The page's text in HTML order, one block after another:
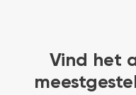
Vind het